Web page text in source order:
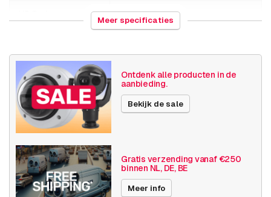
852589
Gewicht
Grootte (lxbxh) 210 x 200 x 145 millimeters
Camera
eigenschappen
Buiten camera
Basis functionaliteit
Dag en nacht
Invoer / uitvoer
Audio
Meer specificaties
Ontdenk alle producten in de
aanbieding.
Bekijk de sale
Gratis verzending vanaf €250
binnen NL, DE, BE
Meer info